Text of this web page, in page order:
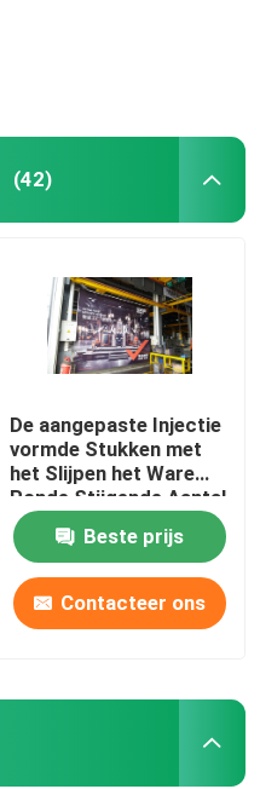
(42)
De aangepaste Injectie
vormde Stukken met
het Slijpen het Ware
Ronde Stijgende Aantal
van de Gidskoker
Open/Dichte Vormen
door 20%
Beste prijs
Contacteer ons